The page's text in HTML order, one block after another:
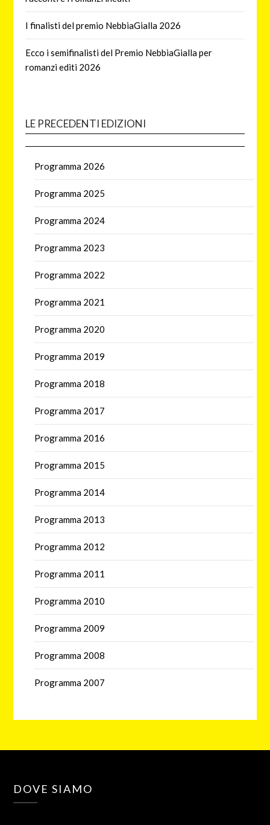
I finalisti del premio NebbiaGialla 2026
Ecco i semifinalisti del Premio NebbiaGialla per
romanzi editi 2026
LE PRECEDENTI EDIZIONI
Programma 2026
Programma 2025
Programma 2024
Programma 2023
Programma 2022
Programma 2021
Programma 2020
Programma 2019
Programma 2018
Programma 2017
Programma 2016
Programma 2015
Programma 2014
Programma 2013
Programma 2012
Programma 2011
Programma 2010
Programma 2009
Programma 2008
Programma 2007
DOVE SIAMO